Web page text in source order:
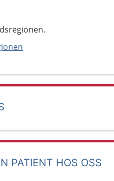
PATIENT HOS OSS